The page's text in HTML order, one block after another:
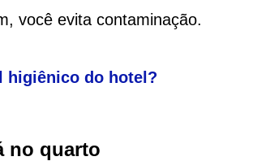
você evita contaminação.
higiênico do hotel?
no quarto